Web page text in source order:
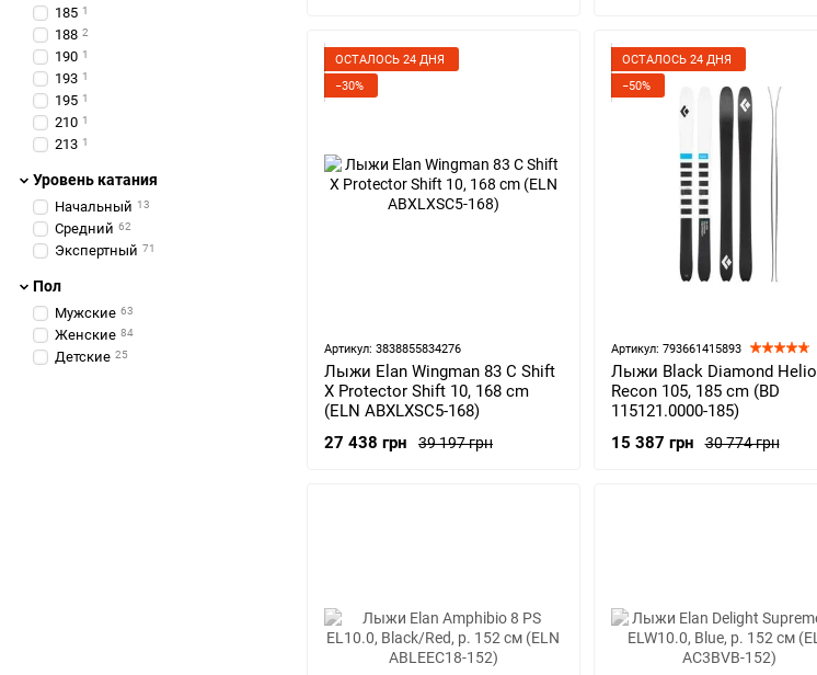
ОСТАЛОСЬ 24 ДНЯ
−30%
Артикул: 3838855834276
Лыжи Elan Wingman 83 C Shift
X Protector Shift 10, 168 cm
(ELN ABXLXSC5-168)
39 197 грн
27 438 грн
ОСТАЛОСЬ 24 ДНЯ
−50%
Артикул: 793661415893
Лыжи Black Diamond Helio
Recon 105, 185 cm (BD
115121.0000-185)
30 774 грн
15 387 грн
185 1
188 2
190 1
193 1
195 1
210 1
213 1
Уровень катания
Начальный 13
Средний 62
Экспертный 71
Пол
Мужские 63
Женские 84
Детские 25